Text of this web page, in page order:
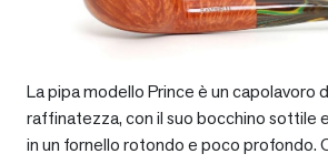
La pipa modello Prince è un capolavoro
raffinatezza, con il suo bocchino sottile
in un fornello rotondo e poco profondo.